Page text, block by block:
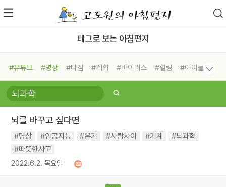
태그로 보는 아침편지
#유튜브 #명상 #다짐 #계획 #바이러스 #힐링
#아이들
#비전캠프
#독서캠프 #삶
#희망
#나눔 #친구 #링컨학교
#독서
#건강 #면역력
뇌를 바꾸고 싶다면
#명상 #인공지능 #온기 #사람사이 #기계
#뇌과학
#따뜻한사고
2022.6.2. 목요일